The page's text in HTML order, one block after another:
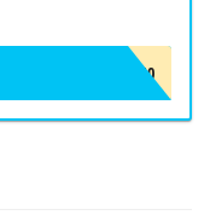
GABRI10